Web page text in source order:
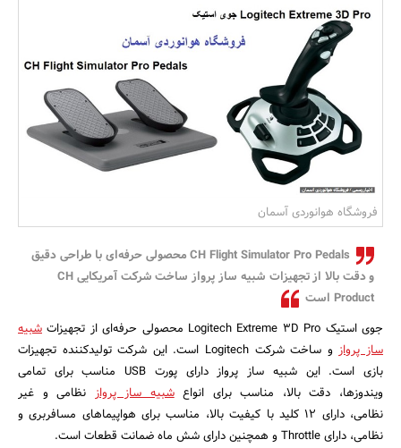
مسکن و ساختمان
فروشگاه هوانوردی آسمان
CH Flight Simulator Pro Pedals محصولی حرفه‌ای با طراحی دقیق
و دقت بالا از تجهیزات شبیه ساز پرواز ساخت شرکت آمریکایی CH
Product است
جوی استیک Logitech Extreme 3D Pro محصولی حرفه‌ای از تجهیزات
شبیه
ساز پرواز
و ساخت شرکت Logitech است. این شرکت تولیدکننده تجهیزات
بازی است. این شبیه ساز پرواز دارای پورت USB مناسب برای تمامی
ویندوزها، دقت بالا، مناسب برای انواعشبیه ساز پرواز نظامی و غیر
نظامی، دارای ۱۲ کلید با کیفیت بالا، مناسب برای هواپیماهای مسافربری و
نظامی، دارای Throttle و همچنین دارای شش ماه ضمانت قطعات است.